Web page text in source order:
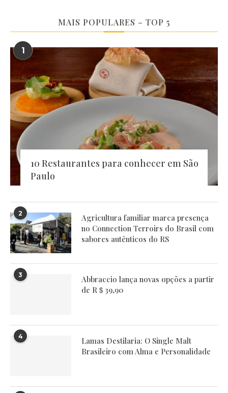
MAIS POPULARES – TOP 5
1
10 Restaurantes para conhecer em São
Paulo
2
Agricultura familiar marca presença
no Connection Terroirs do Brasil com
sabores autênticos do RS
3
Abbraccio lança novas opções a partir
de R＄39,90
4
Lamas Destilaria: O Single Malt
Brasileiro com Alma e Personalidade